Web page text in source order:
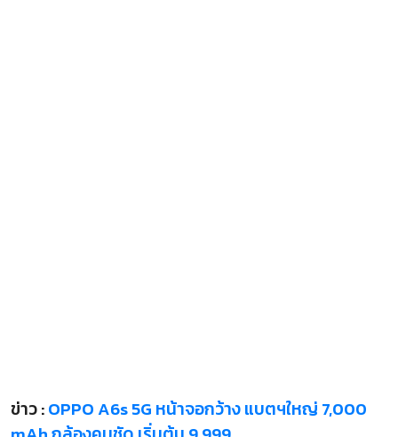
ข่าว :OPPO A6s 5G หน้าจอกว้าง แบตฯใหญ่ 7,000